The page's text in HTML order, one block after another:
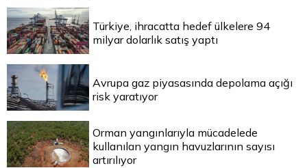
Türkiye, ihracatta hedef ülkelere 94
milyar dolarlık satış yaptı
Avrupa gaz piyasasında depolama açığı
risk yaratıyor
Orman yangınlarıyla mücadelede
kullanılan yangın havuzlarının sayısı
artırılıyor